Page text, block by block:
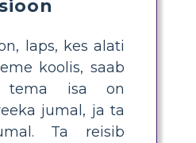
laps, kes alati
koolis, saab
tema isa on
jumal, ja ta
Ta reisib